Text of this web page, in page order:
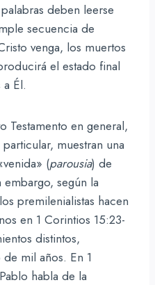
deben leerse
secuencia de
venga, los muertos
el estado final
Él.
Testamento en general,
muestran una
(parousia) de
embargo, según la
premilenialistas hacen
en 1 Corintios 15:23-
distintos,
mil años. En 1
habla de la